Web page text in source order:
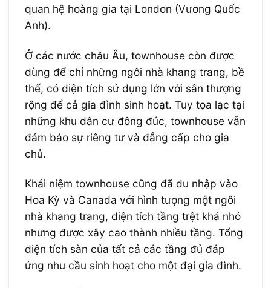
quan hệ hoàng gia tại London (Vương Quốc
Anh).
Ở các nước châu Âu, townhouse còn được
dùng để chỉ những ngôi nhà khang trang, bề
thế, có diện tích sử dụng lớn với sân thượng
rộng để cả gia đình sinh hoạt. Tuy tọa lạc tại
những khu dân cư đông đúc, townhouse vẫn
đảm bảo sự riêng tư và đẳng cấp cho gia
chủ.
Khái niệm townhouse cũng đã du nhập vào
Hoa Kỳ và Canada với hình tượng một ngôi
nhà khang trang, diện tích tầng trệt khá nhỏ
nhưng được xây cao thành nhiều tầng. Tổng
diện tích sàn của tất cả các tầng đủ đáp
ứng nhu cầu sinh hoạt cho một đại gia đình.